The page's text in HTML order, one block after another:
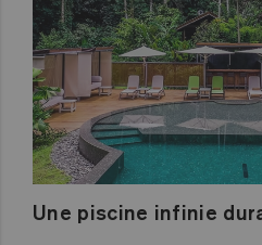
Une piscine infinie